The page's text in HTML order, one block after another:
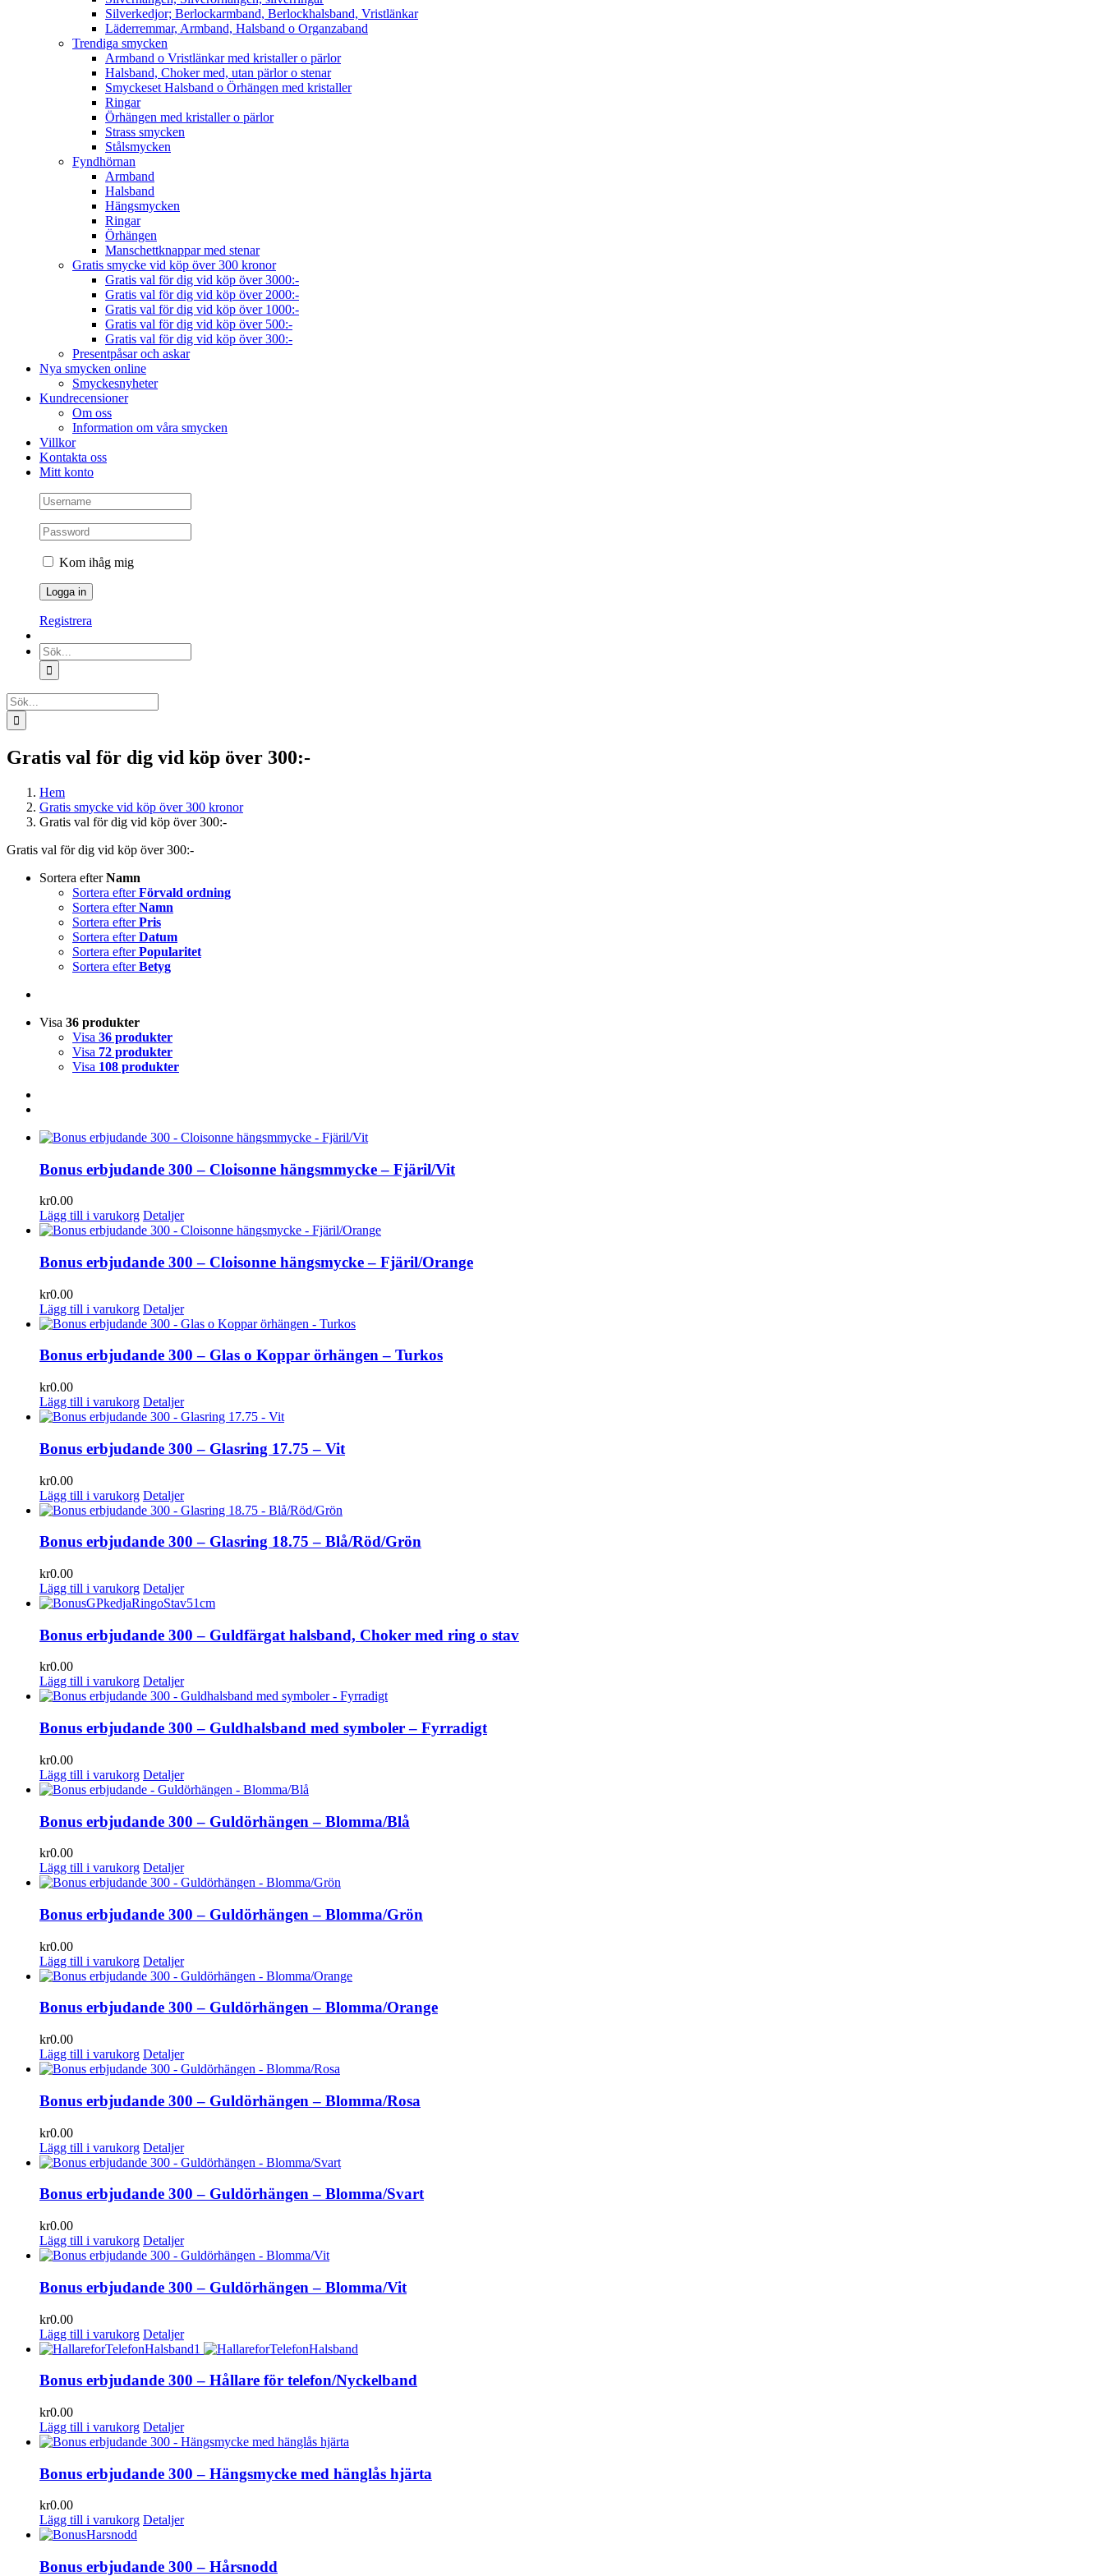
Silverkedjor; Berlockarmband, Berlockhalsband, Vristlänkar
Läderremmar, Armband, Halsband o Organzaband
Trendiga smycken
Armband o Vristlänkar med kristaller o pärlor
Halsband, Choker med, utan pärlor o stenar
Smyckeset Halsband o Örhängen med kristaller
Ringar
Örhängen med kristaller o pärlor
Strass smycken
Stålsmycken
Fyndhörnan
Armband
Halsband
Hängsmycken
Ringar
Örhängen
Manschettknappar med stenar
Gratis smycke vid köp över 300 kronor
Gratis val för dig vid köp över 3000:-
Gratis val för dig vid köp över 2000:-
Gratis val för dig vid köp över 1000:-
Gratis val för dig vid köp över 500:-
Gratis val för dig vid köp över 300:-
Presentpåsar och askar
Nya smycken online
Smyckesnyheter
Kundrecensioner
Om oss
Information om våra smycken
Villkor
Kontakta oss
Mitt konto
Kom ihåg mig
Registrera
Sök
efter:
Sök
efter:
Gratis val för dig vid köp över 300:-
Hem
Gratis smycke vid köp över 300 kronor
Gratis val för dig vid köp över 300:-
Gratis val för dig vid köp över 300:-
Sortera efterNamn
Sortera efterFörvald ordning
Sortera efterNamn
Sortera efterPris
Sortera efterDatum
Sortera efterPopularitet
Sortera efterBetyg
Visa 36 produkter
Visa 36 produkter
Visa 72 produkter
Visa 108 produkter
Bonus erbjudande 300 – Cloisonne hängsmmycke – Fjäril/Vit
kr0.00
Lägg till i varukorg Detaljer
Bonus erbjudande 300 – Cloisonne hängsmycke – Fjäril/Orange
kr0.00
Lägg till i varukorg Detaljer
Bonus erbjudande 300 – Glas o Koppar örhängen – Turkos
kr0.00
Lägg till i varukorg Detaljer
Bonus erbjudande 300 – Glasring 17.75 – Vit
kr0.00
Lägg till i varukorg Detaljer
Bonus erbjudande 300 – Glasring 18.75 – Blå/Röd/Grön
kr0.00
Lägg till i varukorg Detaljer
Bonus erbjudande 300 – Guldfärgat halsband, Choker med ring o stav
kr0.00
Lägg till i varukorg Detaljer
Bonus erbjudande 300 – Guldhalsband med symboler – Fyrradigt
kr0.00
Lägg till i varukorg Detaljer
Bonus erbjudande 300 – Guldörhängen – Blomma/Blå
kr0.00
Lägg till i varukorg Detaljer
Bonus erbjudande 300 – Guldörhängen – Blomma/Grön
kr0.00
Lägg till i varukorg Detaljer
Bonus erbjudande 300 – Guldörhängen – Blomma/Orange
kr0.00
Lägg till i varukorg Detaljer
Bonus erbjudande 300 – Guldörhängen – Blomma/Rosa
kr0.00
Lägg till i varukorg Detaljer
Bonus erbjudande 300 – Guldörhängen – Blomma/Svart
kr0.00
Lägg till i varukorg Detaljer
Bonus erbjudande 300 – Guldörhängen – Blomma/Vit
kr0.00
Lägg till i varukorg Detaljer
Bonus erbjudande 300 – Hållare för telefon/Nyckelband
kr0.00
Lägg till i varukorg Detaljer
Bonus erbjudande 300 – Hängsmycke med hänglås hjärta
kr0.00
Lägg till i varukorg Detaljer
Bonus erbjudande 300 – Hårsnodd